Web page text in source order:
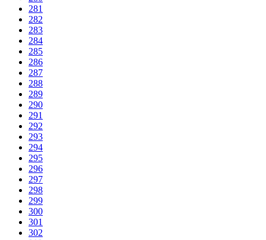
281
282
283
284
285
286
287
288
289
290
291
292
293
294
295
296
297
298
299
300
301
302